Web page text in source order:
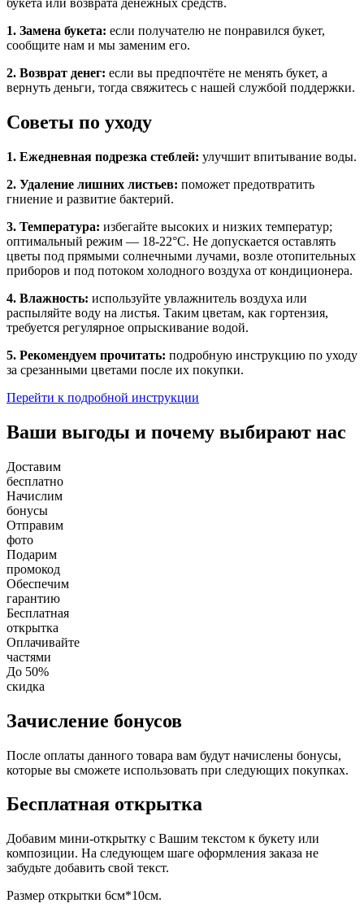
букета или возврата денежных средств.
1. Замена букета: если получателю не понравился букет,
сообщите нам и мы заменим его.
2. Возврат денег: если вы предпочтёте не менять букет, а
вернуть деньги, тогда свяжитесь с нашей службой поддержки.
Советы по уходу
1. Ежедневная подрезка стеблей: улучшит впитывание воды.
2. Удаление лишних листьев: поможет предотвратить
гниение и развитие бактерий.
3. Температура: избегайте высоких и низких температур;
оптимальный режим — 18-22°C. Не допускается оставлять
цветы под прямыми солнечными лучами, возле отопительных
приборов и под потоком холодного воздуха от кондиционера.
4. Влажность: используйте увлажнитель воздуха или
распыляйте воду на листья. Таким цветам, как гортензия,
требуется регулярное опрыскивание водой.
5. Рекомендуем прочитать: подробную инструкцию по уходу
за срезанными цветами после их покупки.
Перейти к подробной инструкции
Ваши выгоды и почему выбирают нас
Доставим
бесплатно
Начислим
бонусы
Отправим
фото
Подарим
промокод
Обеспечим
гарантию
Бесплатная
открытка
Оплачивайте
частями
До 50%
скидка
Зачисление бонусов
После оплаты данного товара вам будут начислены бонусы,
которые вы сможете использовать при следующих покупках.
Бесплатная открытка
Добавим мини-открытку с Вашим текстом к букету или
композиции. На следующем шаге оформления заказа не
забудьте добавить свой текст.
Размер открытки 6см*10см.